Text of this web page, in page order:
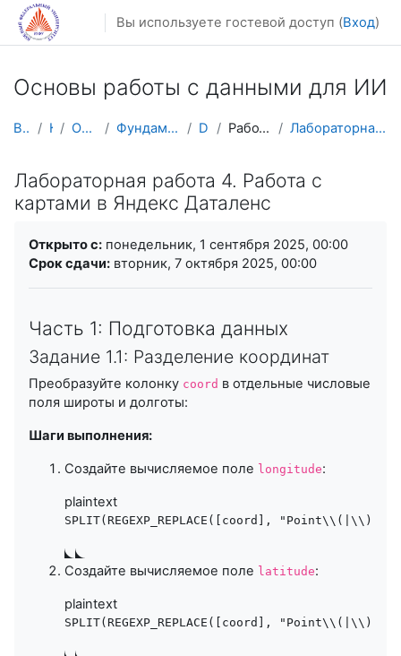
Перейти к основному содержанию
Вы используете гостевой доступ (Вход)
Основы работы с данными для ИИ
В начало Курсы Осенний семестр Фундаментальная информатика и ИТ DataSc101 Работа с Яндекс. Даталенс Лабораторная работа 4. Работа с картами в Яндекс Д...
Лабораторная работа 4. Работа с
картами в Яндекс Даталенс
Открыто с: понедельник, 1 сентября 2025, 00:00
Срок сдачи: вторник, 7 октября 2025, 00:00
Часть 1: Подготовка данных
Задание 1.1: Разделение координат
Преобразуйте колонку coord в отдельные числовые
поля широты и долготы:
Шаги выполнения:
Создайте вычисляемое поле longitude:
plaintext
SPLIT(REGEXP_REPLACE([coord], "Point\\(|\\)
Создайте вычисляемое поле latitude:
plaintext
SPLIT(REGEXP_REPLACE([coord], "Point\\(|\\)